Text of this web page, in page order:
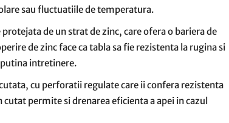
sau fluctuatiile de temperatura.
de un strat de zinc, care ofera o bariera de
de zinc face ca tabla sa fie rezistenta la rugina si
putina intretinere.
cu perforatii regulate care ii confera rezistenta
cutat permite si drenarea eficienta a apei in cazul